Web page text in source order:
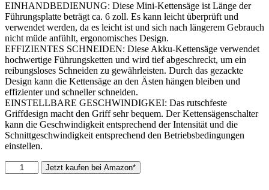
EINHANDBEDIENUNG: Diese Mini-Kettensäge ist Länge der
Führungsplatte beträgt ca. 6 zoll. Es kann leicht überprüft und
verwendet werden, da es leicht ist und sich nach längerem Gebrauch
nicht müde anfühlt, ergonomisches Design.
EFFIZIENTES SCHNEIDEN: Diese Akku-Kettensäge verwendet
hochwertige Führungsketten und wird tief abgeschreckt, um ein
reibungsloses Schneiden zu gewährleisten. Durch das gezackte
Design kann die Kettensäge an den Ästen hängen bleiben und
effizienter und schneller schneiden.
EINSTELLBARE GESCHWINDIGKEI: Das rutschfeste
Griffdesign macht den Griff sehr bequem. Der Kettensägenschalter
kann die Geschwindigkeit entsprechend der Intensität und die
Schnittgeschwindigkeit entsprechend den Betriebsbedingungen
einstellen.
Mini
Kettensäge,
Jetzt kaufen bei Amazon*